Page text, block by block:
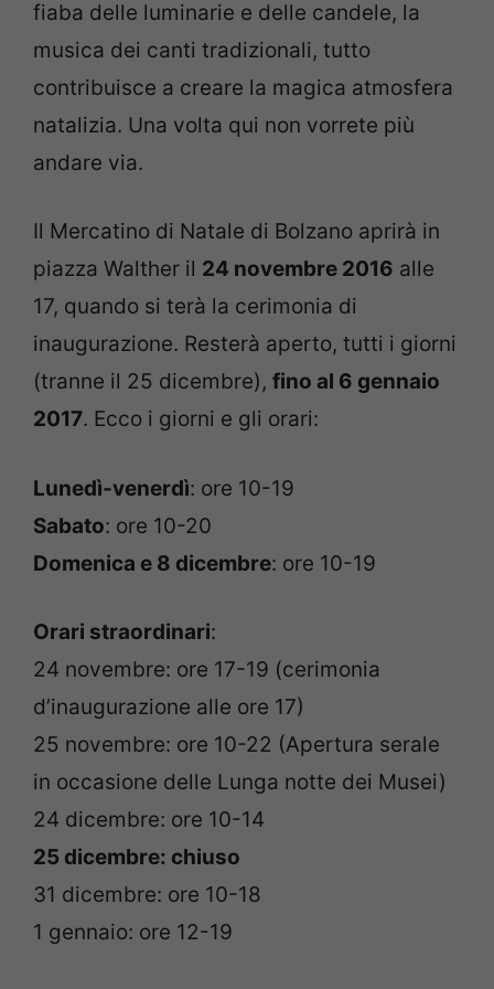
fiaba delle luminarie e delle candele, la
musica dei canti tradizionali, tutto
contribuisce a creare la magica atmosfera
natalizia. Una volta qui non vorrete più
andare via.
Il Mercatino di Natale di Bolzano aprirà in
piazza Walther il 24 novembre 2016 alle
17, quando si terà la cerimonia di
inaugurazione. Resterà aperto, tutti i giorni
(tranne il 25 dicembre), fino al 6 gennaio
2017. Ecco i giorni e gli orari:
Lunedì-venerdì: ore 10-19
Sabato: ore 10-20
Domenica e 8 dicembre: ore 10-19
Orari straordinari:
24 novembre: ore 17-19 (cerimonia
d’inaugurazione alle ore 17)
25 novembre: ore 10-22 (Apertura serale
in occasione delle Lunga notte dei Musei)
24 dicembre: ore 10-14
25 dicembre: chiuso
31 dicembre: ore 10-18
1 gennaio: ore 12-19